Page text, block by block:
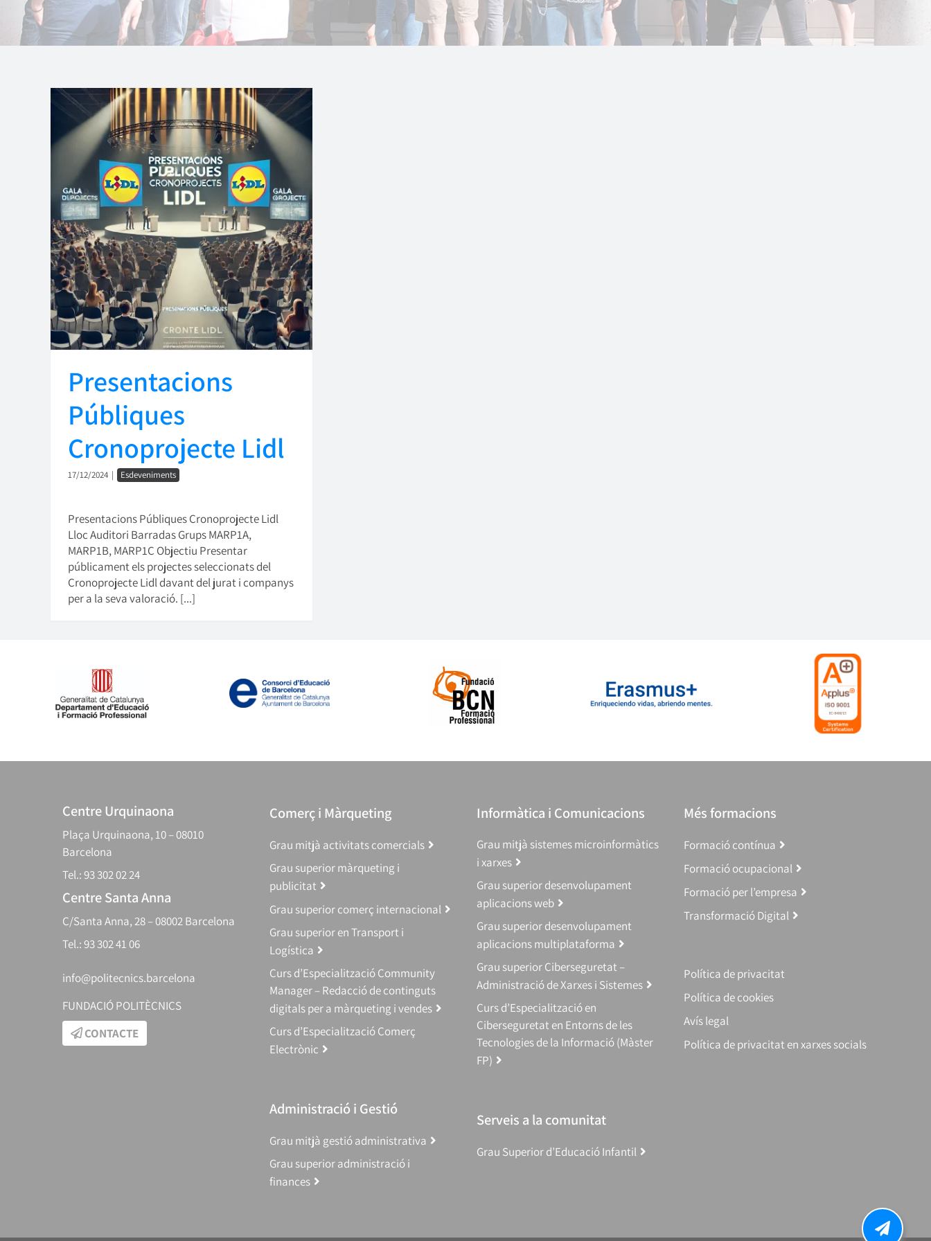
Presentacions
Públiques
Cronoprojecte Lidl
17/12/2024 | Esdeveniments
Presentacions Públiques Cronoprojecte Lidl
Lloc Auditori Barradas Grups MARP1A,
MARP1B, MARP1C Objectiu Presentar
públicament els projectes seleccionats del
Cronoprojecte Lidl davant del jurat i companys
per a la seva valoració. [...]
Centre Urquinaona
Plaça Urquinaona, 10 – 08010
Barcelona
Tel.: 93 302 02 24
Centre Santa Anna
C/Santa Anna, 28 – 08002 Barcelona
Tel.: 93 302 41 06
info@politecnics.barcelona
FUNDACIÓ POLITÈCNICS
CONTACTE
Comerç i Màrqueting
Grau mitjà activitats comercials
Grau superior màrqueting i
publicitat
Grau superior comerç internacional
Grau superior en Transport i
Logística
Curs d’Especialització Community
Manager – Redacció de continguts
digitals per a màrqueting i vendes
Curs d’Especialització Comerç
Electrònic
Administració i Gestió
Grau mitjà gestió administrativa
Grau superior administració i
finances
Informàtica i Comunicacions
Grau mitjà sistemes microinformàtics
i xarxes
Grau superior desenvolupament
aplicacions web
Grau superior desenvolupament
aplicacions multiplataforma
Grau superior Ciberseguretat –
Administració de Xarxes i Sistemes
Curs d’Especialització en
Ciberseguretat en Entorns de les
Tecnologies de la Informació (Màster
FP)
Serveis a la comunitat
Grau Superior d’Educació Infantil
Més formacions
Formació contínua
Formació ocupacional
Formació per l’empresa
Transformació Digital
Política de privacitat
Política de cookies
Avís legal
Política de privacitat en xarxes socials